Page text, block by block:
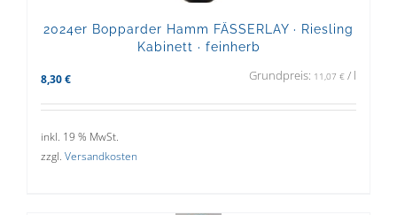
2024er Bopparder Hamm FÄSSERLAY · Riesling
Kabinett · feinherb
8,30 € Grundpreis: 11,07 € / l
inkl. 19 % MwSt.
zzgl. Versandkosten